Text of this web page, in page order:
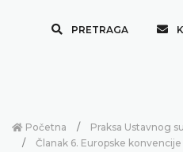
PRETRAGA
Početna
Praksa Ustavnog
Članak 6. Europske